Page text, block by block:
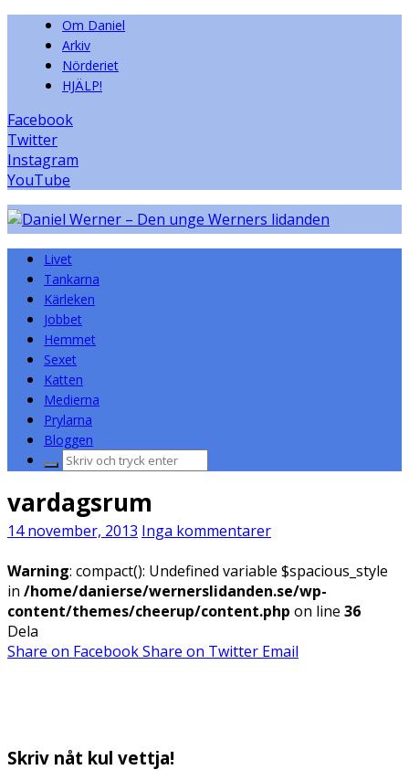
Om Daniel
Arkiv
Nörderiet
HJÄLP!
Facebook
Twitter
Instagram
YouTube
Livet
Tankarna
Kärleken
Jobbet
Hemmet
Sexet
Katten
Medierna
Prylarna
Bloggen
Sök
vardagsrum
14 november, 2013 Inga kommentarer
Warning: compact(): Undefined variable $spacious_style
in /home/danierse/wernerslidanden.se/wp-
content/themes/cheerup/content.php on line 36
Dela
Share on FacebookShare on Twitter Email
Skriv nåt kul vettja!